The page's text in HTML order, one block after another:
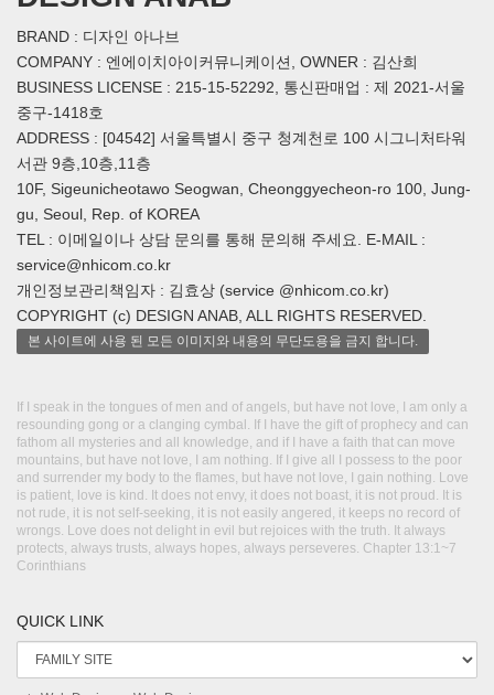
BRAND : 디자인 아나브
COMPANY : 엔에이치아이커뮤니케이션, OWNER : 김산희
BUSINESS LICENSE : 215-15-52292, 통신판매업 : 제 2021-서울
중구-1418호
ADDRESS : [04542] 서울특별시 중구 청계천로 100 시그니처타워
서관 9층,10층,11층
10F, Sigeunicheotawo Seogwan, Cheonggyecheon-ro 100, Jung-
gu, Seoul, Rep. of KOREA
TEL : 이메일이나 상담 문의를 통해 문의해 주세요. E-MAIL :
service@nhicom.co.kr
개인정보관리책임자 : 김효상 (service @nhicom.co.kr)
COPYRIGHT (c) DESIGN ANAB, ALL RIGHTS RESERVED.
본 사이트에 사용 된 모든 이미지와 내용의 무단도용을 금지 합니다.
If I speak in the tongues of men and of angels, but have not love, I am only a
resounding gong or a clanging cymbal. If I have the gift of prophecy and can
fathom all mysteries and all knowledge, and if I have a faith that can move
mountains, but have not love, I am nothing. If I give all I possess to the poor
and surrender my body to the flames, but have not love, I gain nothing. Love
is patient, love is kind. It does not envy, it does not boast, it is not proud. It is
not rude, it is not self-seeking, it is not easily angered, it keeps no record of
wrongs. Love does not delight in evil but rejoices with the truth. It always
protects, always trusts, always hopes, always perseveres. Chapter 13:1~7
Corinthians
QUICK LINK